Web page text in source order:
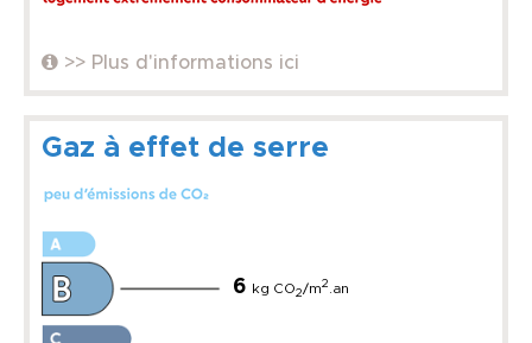
>> Plus d'informations ici
Gaz à effet de serre
6 kg CO2/m2 .an